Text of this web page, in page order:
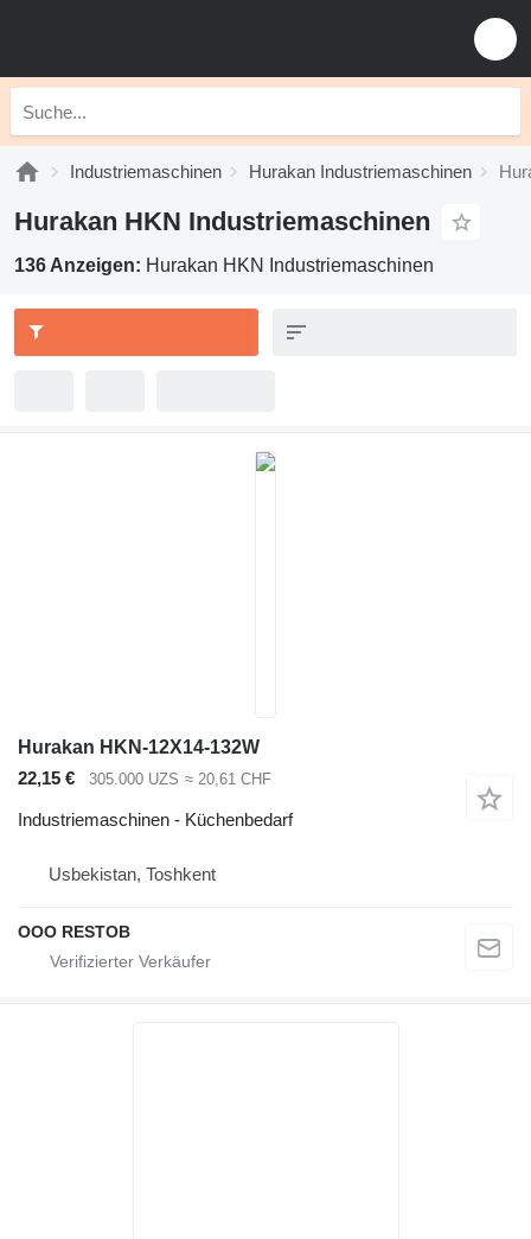
Industriemaschinen Hurakan Industriemaschinen
Hurakan HKN Industriemaschinen
136 Anzeigen: Hurakan HKN Industriemaschinen
Hurakan HKN-12X14-132W
22,15 €
305.000 UZS ≈ 20,61 CHF
Industriemaschinen - Küchenbedarf
Usbekistan, Toshkent
OOO RESTOB